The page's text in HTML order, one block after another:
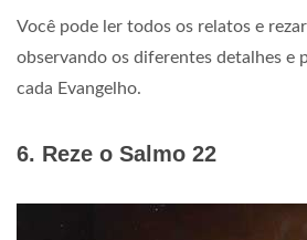
Você pode ler todos os relatos e
observando os diferentes detalhes e
cada Evangelho.
6. Reze o Salmo 22